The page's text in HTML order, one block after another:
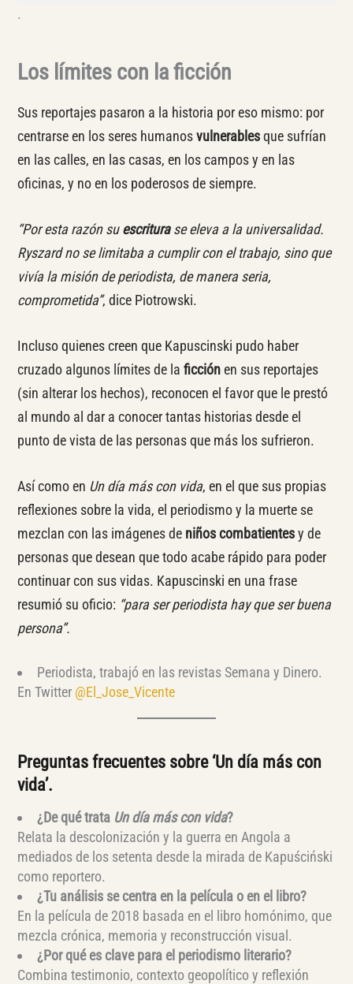
.
Los límites con la ficción
Sus reportajes pasaron a la historia por eso mismo: por
centrarse en los seres humanosvulnerablesque sufrían
en las calles, en las casas, en los campos y en las
oficinas, y no en los poderosos de siempre.
“Por esta razón suescriturase eleva a la universalidad.
Ryszard no se limitaba a cumplir con el trabajo, sino que
vivía la misión de periodista, de manera seria,
comprometida”, dice Piotrowski.
Incluso quienes creen que Kapuscinski pudo haber
cruzado algunos límites de la ficciónen sus reportajes
(sin alterar los hechos), reconocen el favor que le prestó
al mundo al dar a conocer tantas historias desde el
punto de vista de las personas que más los sufrieron.
Así como en Un día más con vida, en el que sus propias
reflexiones sobre la vida, el periodismo y la muerte se
mezclan con las imágenes de niños combatientesy de
personas que desean que todo acabe rápido para poder
continuar con sus vidas. Kapuscinski en una frase
resumió su oficio: “para ser periodista hay que ser buena
persona”.
Periodista, trabajó en las revistas Semana y Dinero.
En Twitter @El_Jose_Vicente
Preguntas frecuentes sobre ‘Un día más con
vida’.
¿De qué trata Un día más con vida?
Relata la descolonización y la guerra en Angola a
mediados de los setenta desde la mirada de Kapuściński
como reportero.
¿Tu análisis se centra en la película o en el libro?
En la película de 2018 basada en el libro homónimo, que
mezcla crónica, memoria y reconstrucción visual.
¿Por qué es clave para el periodismo literario?
Combina testimonio, contexto geopolítico y reflexión